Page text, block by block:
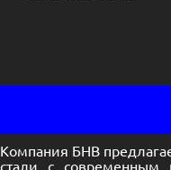
Компания БНВ
стали с